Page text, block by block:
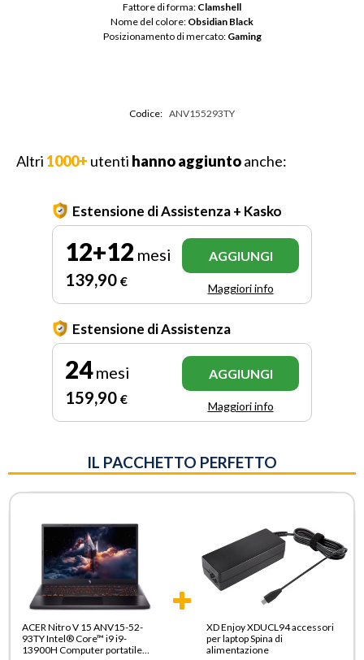
Fattore di forma: Clamshell
Nome del colore: Obsidian Black
Posizionamento di mercato: Gaming
Codice: ANV155293TY
Altri 1000+ utenti hanno aggiuntoanche:
Estensione di Assistenza + Kasko
12+12 mesi
139,90 €
AGGIUNGI
Maggiori info
Estensione di Assistenza
24mesi
159,90 €
AGGIUNGI
Maggiori info
IL PACCHETTO PERFETTO
ACER Nitro V 15 ANV15-52-
93TY Intel® Core™ i9 i9-
13900H Computer portatile
XD Enjoy XDUCL94 accessori
per laptop Spina di
alimentazione